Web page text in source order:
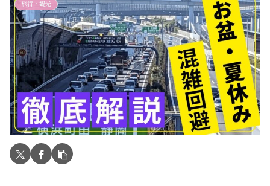
旅行・観光